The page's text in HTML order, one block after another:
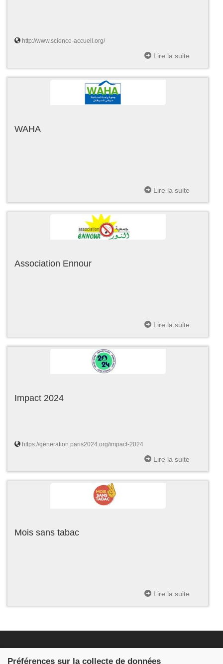
http://www.science-accueil.org/
Lire la suite
WAHA
Lire la suite
Association Ennour
Lire la suite
Impact 2024
https://generation.paris2024.org/impact-2024
Lire la suite
Mois sans tabac
Lire la suite
Préférences sur la collecte de données